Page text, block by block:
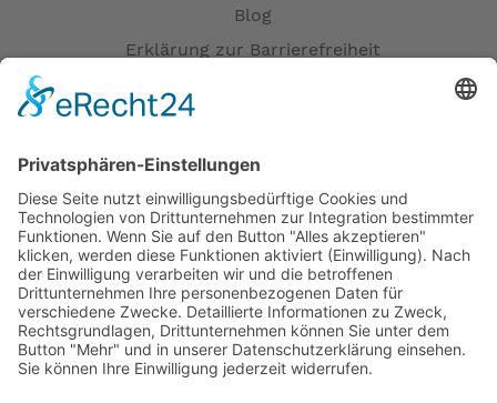
Blog
Erklärung zur Barrierefreiheit
Verfügbarkeiten
Zahlung und Versand
Datenschutz
Fernabsatz
Widerrufsrecht MS